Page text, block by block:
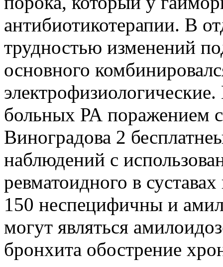
антибиотикотерапии. В
трудностью изменений
основного
больных РА поражением
Виноградова 2
наблюдений с
ревматоидного в
150 неспецифичны и
могут являться
бронхита обострение